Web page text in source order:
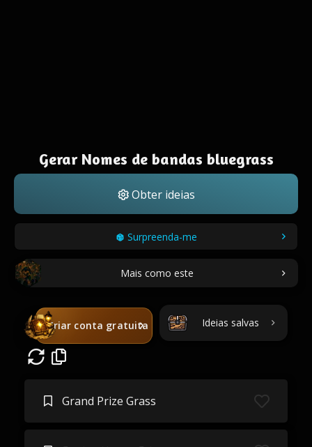
Gerar Nomes de bandas bluegrass
Obter ideias
Surpreenda-me
Mais como este
Criar conta gratuita Ideias salvas
Grand Prize Grass